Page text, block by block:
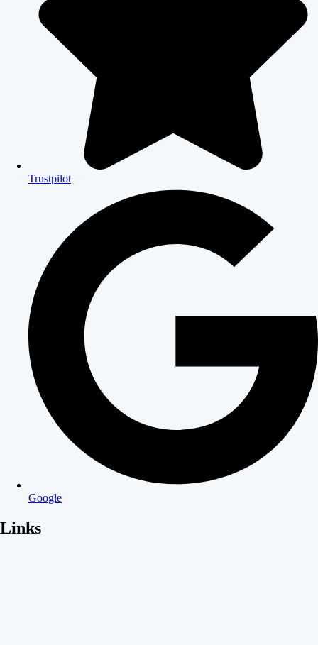
Trustpilot
Google
Links